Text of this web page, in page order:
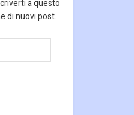
a questo
di nuovi post.